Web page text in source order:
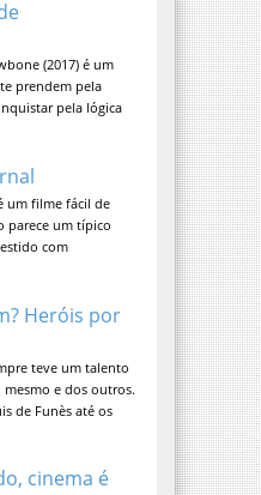
Marrowbone
(2017) é um
prendem pela
de te
filme fácil de
parece um típico
com
teve um talento
e dos outros.
de Funès até os